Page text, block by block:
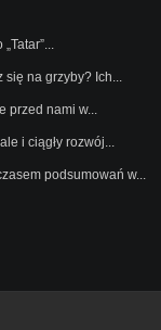
na grzyby? Ich...
przed nami w...
i ciągły rozwój...
podsumowań w...